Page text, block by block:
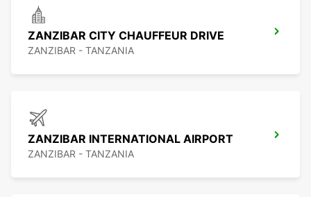
ZANZIBAR CITY CHAUFFEUR DRIVE
ZANZIBAR - TANZANIA
ZANZIBAR INTERNATIONAL AIRPORT
ZANZIBAR - TANZANIA